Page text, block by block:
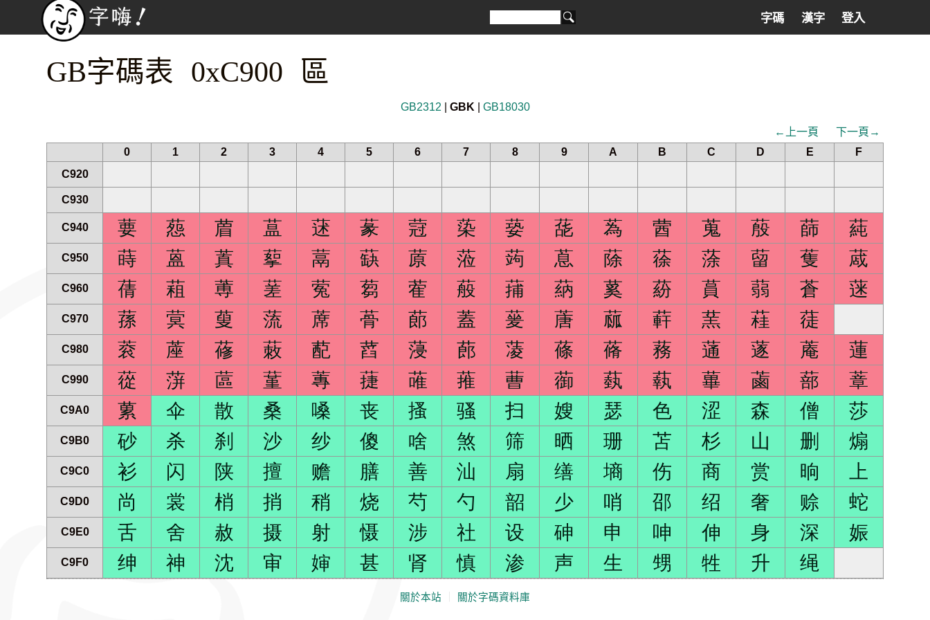
字碼 漢字 登入
GB字碼表 0xC900 區
GB2312 GBK GB18030
←上一頁
下一頁→
0
1 2 3 4 5 6 7 8 9 A B C D E
F
C920
C930
C940 葽 葾 葿 蒀 蒁 蒃 蒄 蒅 蒆 蒊 蒍 蒏 蒐 蒑 蒒 蒓
C950 蒔 蒕 蒖 蒘 蒚 蒛 蒝 蒞 蒟 蒠 蒢 蒣 蒤 蒥 蒦 蒧
C960 蒨 蒩 蒪 蒫 蒬 蒭 蒮 蒰 蒱 蒳 蒵 蒶 蒷 蒻 蒼 蒾
C970 蓀 蓂 蓃 蓅 蓆 蓇 蓈 蓋 蓌 蓎 蓏 蓒 蓔 蓕 蓗
C980 蓘 蓙 蓚 蓛 蓜 蓞 蓡 蓢 蓤 蓧 蓨 蓩 蓪 蓫 蓭 蓮
C990 蓯 蓱 蓲 蓳 蓴 蓵 蓶 蓷 蓸 蓹 蓺 蓻 蓽 蓾 蔀 蔁
C9A0 蔂 伞 散 桑 嗓 丧 搔 骚 扫 嫂 瑟 色 涩 森 僧 莎
C9B0 砂 杀 刹 沙 纱 傻 啥 煞 筛 晒 珊 苫 杉 山 删 煽
C9C0 衫 闪 陕 擅 赡 膳 善 汕 扇 缮 墒 伤 商 赏 晌 上
C9D0 尚 裳 梢 捎 稍 烧 芍 勺 韶 少 哨 邵 绍 奢 赊 蛇
C9E0 舌 舍 赦 摄 射 慑 涉 社 设 砷 申 呻 伸 身 深 娠
C9F0 绅 神 沈 审 婶 甚 肾 慎 渗 声 生 甥 牲 升 绳
關於本站 關於字碼資料庫